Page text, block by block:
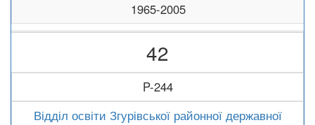
1965-2005
42
P-244
Відділ освіти Згурівської районної державної